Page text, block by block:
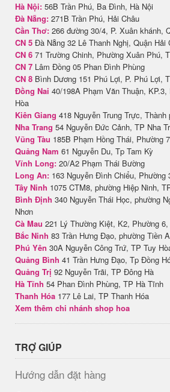
Hà Nội: 56B Trần Phú, Ba Đình, Hà Nội
Đà Nẵng: 271B Trần Phú, Hải Châu
Cần Thơ: 266 đường 30/4, P. Xuân khánh,
CN 5 Đà Nẵng 32 Lê Thanh Nghị, Quận Hải
CN 6 71 Trường Chinh, Phường Xuân Phú,
CN 7 Lâm Đồng 05 Phan Đình Phùng
CN 8 Bình Dương 151 Phú Lợi, P. Phú Lợi,
Đồng Nai 40/198A Phạm Văn Thuận, KP.3,
Hòa
Kiên Giang 418 Nguyễn Trung Trực, Thành
Nha Trang 54 Nguyễn Đức Cảnh, TP Nha
Vũng Tàu 185B Phạm Hồng Thái, Phường 7
Quảng Nam 61 Nguyễn Du, Tp Tam Kỳ
Vĩnh Long: 20/A2 Phạm Thái Bường
Long An: 163 Nguyễn Đình Chiểu, Phường
Tây Ninh 1075 CTM8, phường Hiệp Ninh,
Bình Định 340 Nguyễn Thái Học, phường
Nhơn
Cà Mau 221 Lý Thường Kiệt, K2, Phường
Bắc Ninh 83 Trần Hưng Đạo, phường Tiền
Phú Yên 30A Nguyễn Công Trứ, TP Tuy
Quảng Bình 41 Trần Hưng Đạo, Tp Đồng
Quảng Trị 92 Nguyễn Trãi, TP Đông Hà
Hà Tĩnh 54 Phan Đình Phùng, TP Hà Tĩnh
Thanh Hóa 177 Lê Lai, TP Thanh Hóa
Xem thêm chi nhánh shop hoa
TRỢ GIÚP
Hướng dẫn đặt hàng